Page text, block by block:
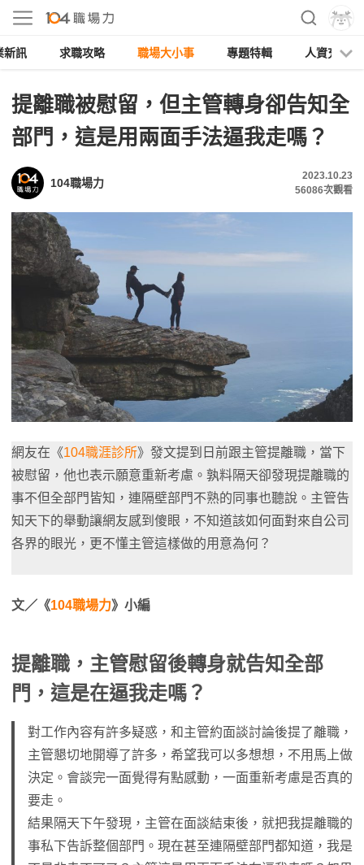
新訊 求職攻略 職場大小事 專題特輯 人資充電
提離職被慰留，但主管轉身卻告知全
部門，這是用兩面手法逼我走嗎？
104職場力
2023.10.23
56086次觀看
網友在《104職涯診所》發文提到日前跟主管提離職，當下
被慰留，他也表示願意重新考慮。孰料隔天卻發現提離職的
事不但全部門皆知，連隔壁部門不熟的同事也聽說。主管告
知天下的舉動讓網友感到傻眼，不知道該如何面對來自公司
各界的眼光，更不懂主管這樣做的用意為何？
文／《104職場力》小編
提離職，主管慰留後轉身就告知全部
門，這是在逼我走嗎？
對工作內容有許多疑惑，和主管約面談討論後提了離職，
主管懇切地開導了許多，希望我可以多想想，不用馬上做
決定。會談完一面覺得有點感動，一面重新考慮是否真的
要走。
結果隔天下午發現，主管在面談結束後，就把我提離職的
事私下告訴整個部門。現在甚至連隔壁部門都知道，我是